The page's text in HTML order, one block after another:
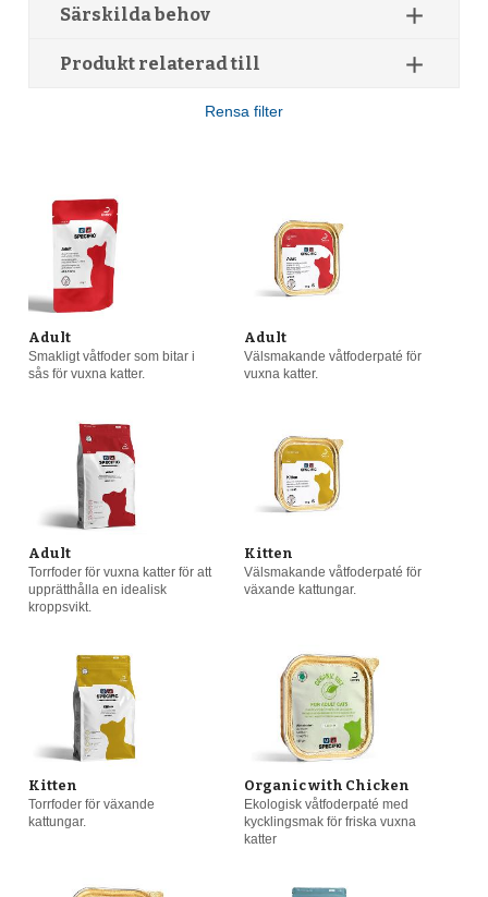
Allt
Vuxen (1-7 år)(12)
Särskilda behov add
Allt
Diabetes och hormonella proplem
Ingen
Dräktig eller digivande
Återhämtning
Vikthantering
Produkt relaterad till add
Torra dieter
Kattungar
Godbitar
Våta dieter
Rensa filter
Adult
Smakligt våtfoder som bitar i
sås för vuxna katter.
Adult
Välsmakande våtfoderpaté för
vuxna katter.
Adult
Torrfoder för vuxna katter för att
upprätthålla en idealisk
kroppsvikt.
Kitten
Välsmakande våtfoderpaté för
växande kattungar.
Kitten
Torrfoder för växande
kattungar.
Organic with Chicken
Ekologisk våtfoderpaté med
kycklingsmak för friska vuxna
katter